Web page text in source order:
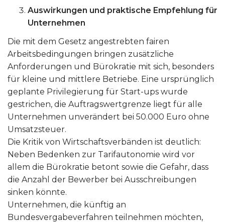
Auswirkungen und praktische Empfehlung für
Unternehmen
Die mit dem Gesetz angestrebten fairen
Arbeitsbedingungen bringen zusätzliche
Anforderungen und Bürokratie mit sich, besonders
für kleine und mittlere Betriebe. Eine ursprünglich
geplante Privilegierung für Start-ups wurde
gestrichen, die Auftragswertgrenze liegt für alle
Unternehmen unverändert bei 50.000 Euro ohne
Umsatzsteuer.
Die Kritik von Wirtschaftsverbänden ist deutlich:
Neben Bedenken zur Tarifautonomie wird vor
allem die Bürokratie betont sowie die Gefahr, dass
die Anzahl der Bewerber bei Ausschreibungen
sinken könnte.
Unternehmen, die künftig an
Bundesvergabeverfahren teilnehmen möchten,